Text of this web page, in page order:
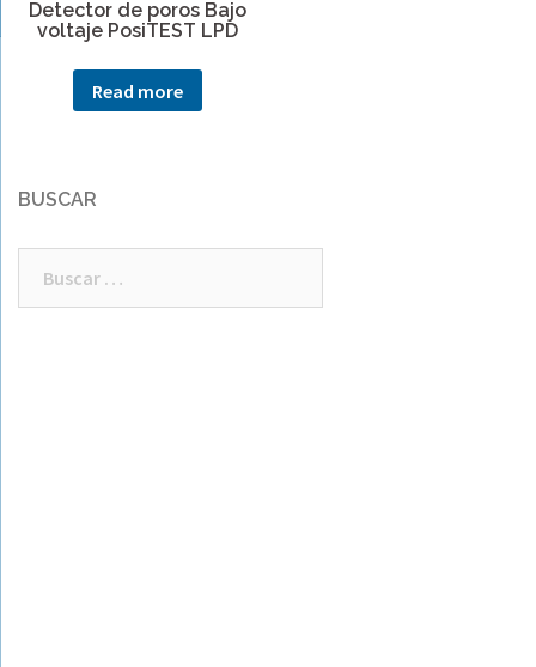
Detector de poros Bajo
voltaje PosiTEST LPD
Read more
BUSCAR